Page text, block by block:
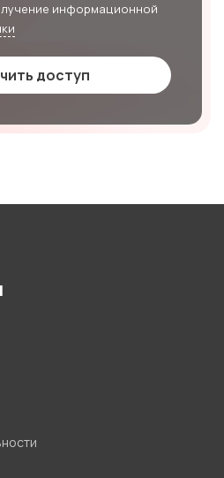
информационной
доступ